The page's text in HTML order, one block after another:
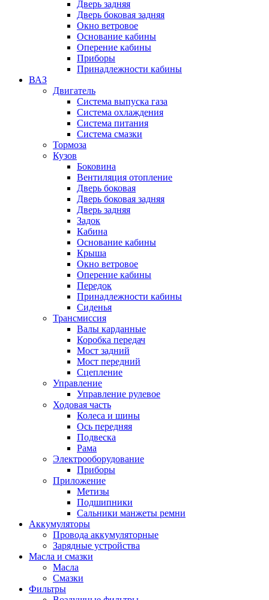
Дверь задняя
Дверь боковая задняя
Окно ветровое
Основание кабины
Оперение кабины
Приборы
Принадлежности кабины
ВАЗ
Двигатель
Система выпуска газа
Система охлаждения
Система питания
Система смазки
Тормоза
Кузов
Боковина
Вентиляция отопление
Дверь боковая
Дверь боковая задняя
Дверь задняя
Задок
Кабина
Основание кабины
Крыша
Окно ветровое
Оперение кабины
Передок
Принадлежности кабины
Сиденья
Трансмиссия
Валы карданные
Коробка передач
Мост задний
Мост передний
Сцепление
Управление
Управление рулевое
Ходовая часть
Колеса и шины
Ось передняя
Подвеска
Рама
Электрооборудование
Приборы
Приложение
Метизы
Подшипники
Сальники манжеты ремни
Аккумуляторы
Провода аккумуляторные
Зарядные устройства
Масла и смазки
Масла
Смазки
Фильтры